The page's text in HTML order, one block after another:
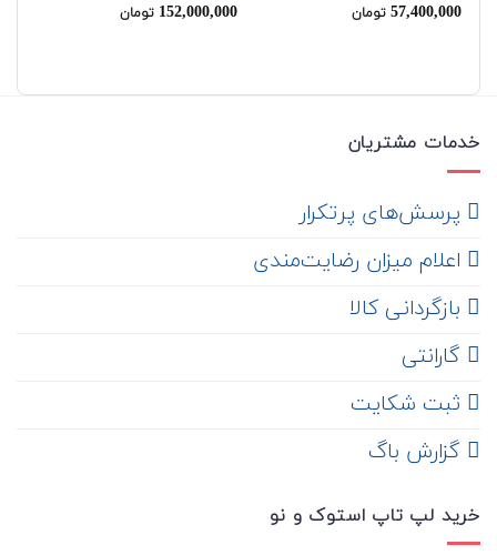
نمره
57,400,000 تومان نمره5.00
152,000,000 تومان
خدمات مشتریان
‌ پرسش‌های پرتکرار
اعلام میزان رضایت‌مندی
‌ بازگردانی کالا
گارانتی
ثبت شکایت
‌ گزارش باگ
خرید لپ تاپ استوک و نو